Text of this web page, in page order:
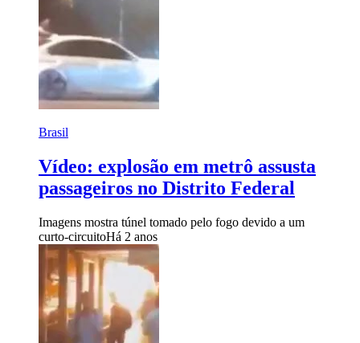
Brasil
Vídeo: explosão em metrô assusta
passageiros no Distrito Federal
Imagens mostra túnel tomado pelo fogo devido a um
curto-circuitoHá 2 anos